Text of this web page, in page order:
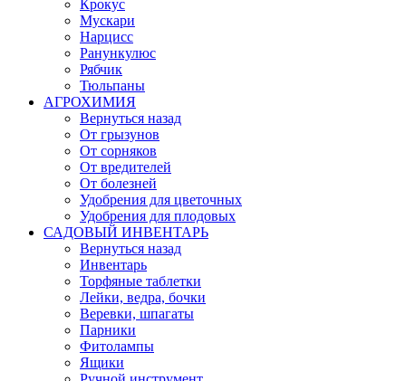
Крокус
Мускари
Нарцисс
Ранункулюс
Рябчик
Тюльпаны
АГРОХИМИЯ
Вернуться назад
От грызунов
От сорняков
От вредителей
От болезней
Удобрения для цветочных
Удобрения для плодовых
САДОВЫЙ ИНВЕНТАРЬ
Вернуться назад
Инвентарь
Торфяные таблетки
Лейки, ведра, бочки
Веревки, шпагаты
Парники
Фитолампы
Ящики